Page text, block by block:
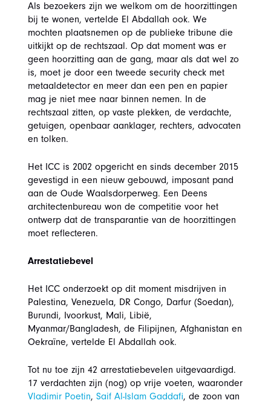
Als bezoekers zijn we welkom om de hoorzittingen
bij te wonen, vertelde El Abdallah ook. We
mochten plaatsnemen op de publieke tribune die
uitkijkt op de rechtszaal. Op dat moment was er
geen hoorzitting aan de gang, maar als dat wel zo
is, moet je door een tweede security check met
metaaldetector en meer dan een pen en papier
mag je niet mee naar binnen nemen. In de
rechtszaal zitten, op vaste plekken, de verdachte,
getuigen, openbaar aanklager, rechters, advocaten
en tolken.
Het ICC is 2002 opgericht en sinds december 2015
gevestigd in een nieuw gebouwd, imposant pand
aan de Oude Waalsdorperweg. Een Deens
architectenbureau won de competitie voor het
ontwerp dat de transparantie van de hoorzittingen
moet reflecteren.
Arrestatiebevel
Het ICC onderzoekt op dit moment misdrijven in
Palestina, Venezuela, DR Congo, Darfur (Soedan),
Burundi, Ivoorkust, Mali, Libië,
Myanmar/Bangladesh, de Filipijnen, Afghanistan en
Oekraïne, vertelde El Abdallah ook.
Tot nu toe zijn 42 arrestatiebevelen uitgevaardigd.
17 verdachten zijn (nog) op vrije voeten, waaronder
Vladimir Poetin, Saif Al-Islam Gaddafi, de zoon van